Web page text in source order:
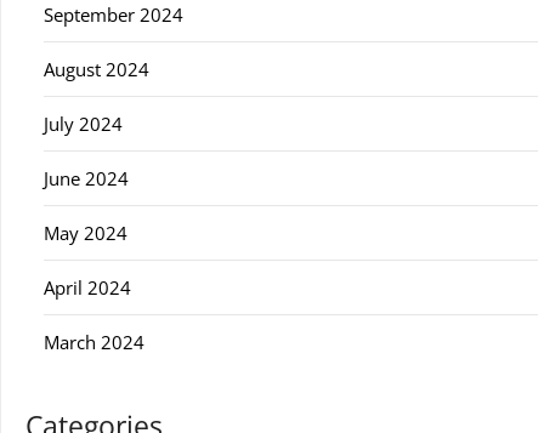
September 2024
August 2024
July 2024
June 2024
May 2024
April 2024
March 2024